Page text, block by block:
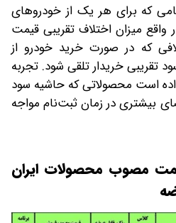
که برای هر یک از خودروهای
میزان اختلاف تقریبی قیمت
که در صورت خرید خودرو از
تقریبی خریدار تلقی شود. تجربه
است محصولاتی که حاشیه سود
بیشتری در زمان ثبت‌نام مواجه
مصوب محصولات ایران